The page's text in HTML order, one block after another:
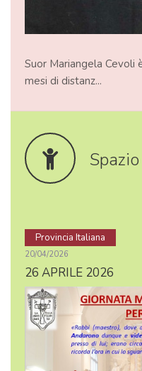
Suor Mariangela Cevoli
mesi di distanz...
Provincia Italiana
20/04/2026
26 APRILE 2026